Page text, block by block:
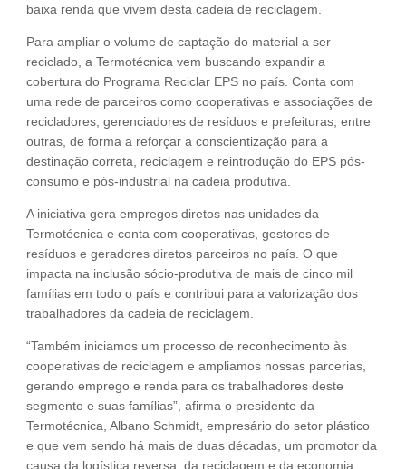
baixa renda que vivem desta cadeia de reciclagem.
Para ampliar o volume de captação do material a ser
reciclado, a Termotécnica vem buscando expandir a
cobertura do Programa Reciclar EPS no país. Conta com
uma rede de parceiros como cooperativas e associações de
recicladores, gerenciadores de resíduos e prefeituras, entre
outras, de forma a reforçar a conscientização para a
destinação correta, reciclagem e reintrodução do EPS pós-
consumo e pós-industrial na cadeia produtiva.
A iniciativa gera empregos diretos nas unidades da
Termotécnica e conta com cooperativas, gestores de
resíduos e geradores diretos parceiros no país. O que
impacta na inclusão sócio-produtiva de mais de cinco mil
famílias em todo o país e contribui para a valorização dos
trabalhadores da cadeia de reciclagem.
“Também iniciamos um processo de reconhecimento às
cooperativas de reciclagem e ampliamos nossas parcerias,
gerando emprego e renda para os trabalhadores deste
segmento e suas famílias”, afirma o presidente da
Termotécnica, Albano Schmidt, empresário do setor plástico
e que vem sendo há mais de duas décadas, um promotor da
causa da logística reversa, da reciclagem e da economia